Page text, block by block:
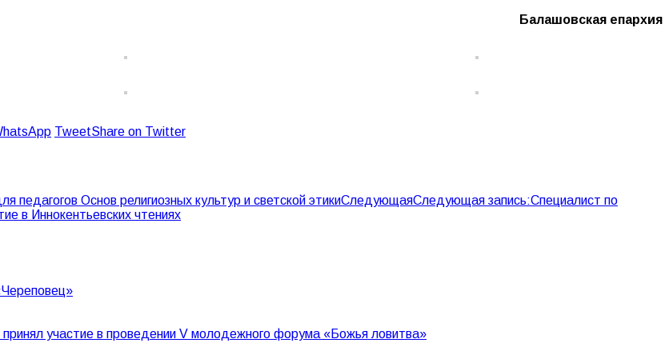
Балашовская епархия
TweetShare on Twitter
педагогов Основ религиозных культур и светской этикиСледующаяСледующая запись:Специалист по
в Иннокентьевских чтениях
принял участие в проведении V молодежного форума «Божья ловитва»